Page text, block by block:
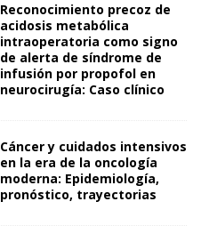
Reconocimiento precoz de
acidosis metabólica
intraoperatoria como signo
de alerta de síndrome de
infusión por propofol en
neurocirugía: Caso clínico
Cáncer y cuidados intensivos
en la era de la oncología
moderna: Epidemiología,
pronóstico, trayectorias